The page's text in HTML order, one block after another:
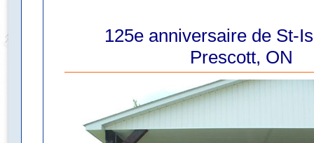
125e anniversaire de St-
Prescott, ON